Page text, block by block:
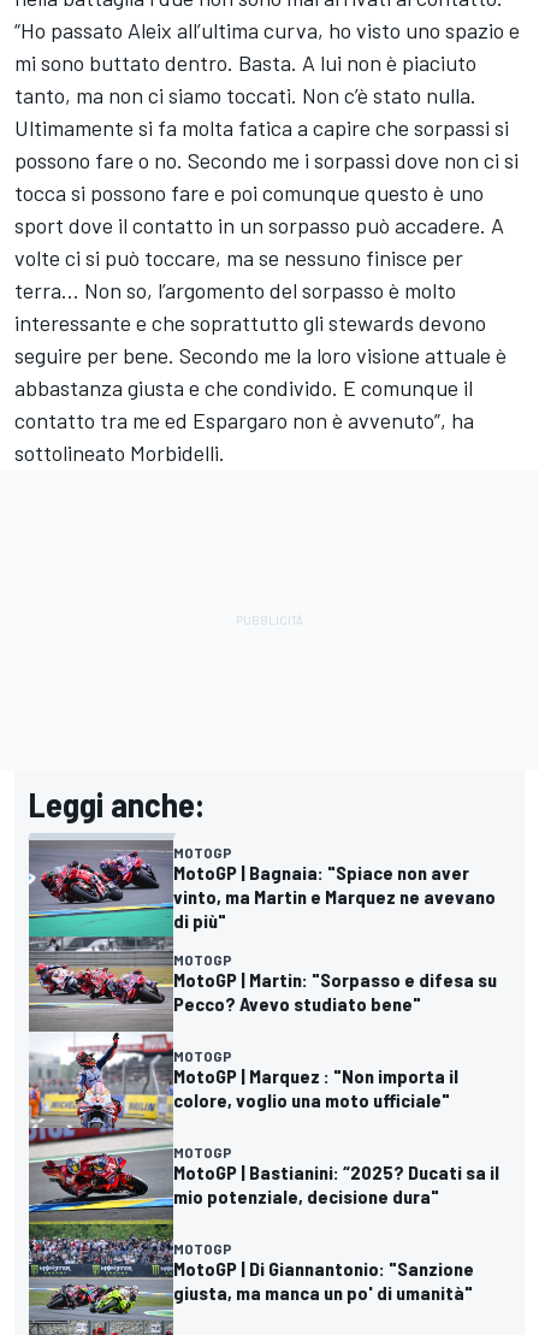
“Ho passato Aleix all’ultima curva, ho visto uno spazio e
mi sono buttato dentro. Basta. A lui non è piaciuto
tanto, ma non ci siamo toccati. Non c’è stato nulla.
Ultimamente si fa molta fatica a capire che sorpassi si
possono fare o no. Secondo me i sorpassi dove non ci si
tocca si possono fare e poi comunque questo è uno
sport dove il contatto in un sorpasso può accadere. A
volte ci si può toccare, ma se nessuno finisce per
terra… Non so, l’argomento del sorpasso è molto
interessante e che soprattutto gli stewards devono
seguire per bene. Secondo me la loro visione attuale è
abbastanza giusta e che condivido. E comunque il
contatto tra me ed Espargaro non è avvenuto”, ha
sottolineato Morbidelli.
Leggi anche:
MOTOGP
MotoGP | Bagnaia: "Spiace non aver
vinto, ma Martin e Marquez ne avevano
di più"
MOTOGP
MotoGP | Martin: "Sorpasso e difesa su
Pecco? Avevo studiato bene"
MOTOGP
MotoGP | Marquez : "Non importa il
colore, voglio una moto ufficiale"
MOTOGP
MotoGP | Bastianini: “2025? Ducati sa il
mio potenziale, decisione dura"
MOTOGP
MotoGP | Di Giannantonio: "Sanzione
giusta, ma manca un po' di umanità"